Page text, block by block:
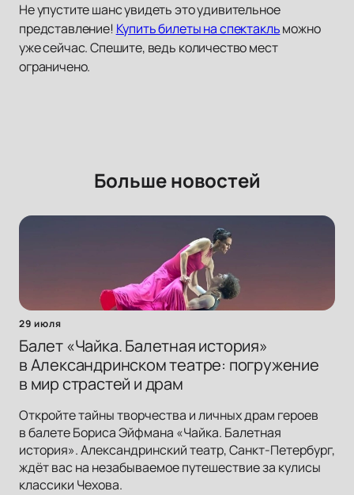
Не упустите шанс увидеть это удивительное
представление! Купить билеты на спектакльможно
уже сейчас. Спешите, ведь количество мест
ограничено.
Больше новостей
29 июля
Балет «Чайка. Балетная история»
в Александринском театре: погружение
в мир страстей и драм
Откройте тайны творчества и личных драм героев
в балете Бориса Эйфмана «Чайка. Балетная
история». Александринский театр, Санкт-Петербург,
ждёт вас на незабываемое путешествие за кулисы
классики Чехова.